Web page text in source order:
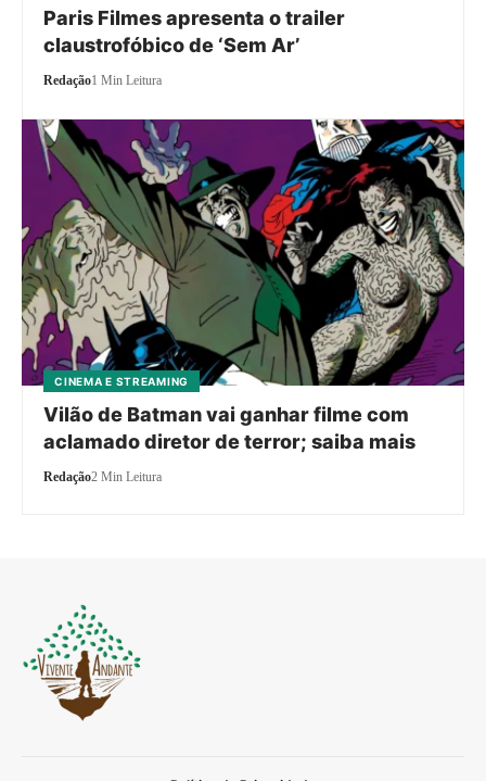
Paris Filmes apresenta o trailer
claustrofóbico de ‘Sem Ar’
Redação1 Min Leitura
CINEMA E STREAMING
Vilão de Batman vai ganhar filme com
aclamado diretor de terror; saiba mais
Redação2 Min Leitura